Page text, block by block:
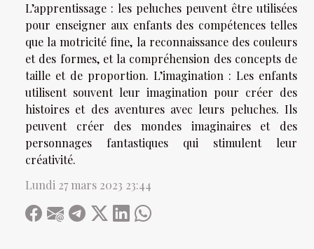
L’apprentissage : les peluches peuvent être utilisées
pour enseigner aux enfants des compétences telles
que la motricité fine, la reconnaissance des couleurs
et des formes, et la compréhension des concepts de
taille et de proportion. L’imagination : Les enfants
utilisent souvent leur imagination pour créer des
histoires et des aventures avec leurs peluches. Ils
peuvent créer des mondes imaginaires et des
personnages fantastiques qui stimulent leur
créativité.
Lundi 27 mars 2023 23:44